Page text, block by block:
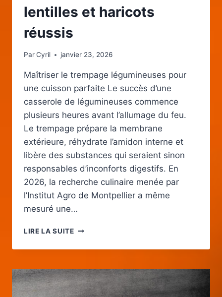
lentilles et haricots
réussis
ParCyril janvier 23, 2026
Maîtriser le trempage légumineuses pour
une cuisson parfaite Le succès d’une
casserole de légumineuses commence
plusieurs heures avant l’allumage du feu.
Le trempage prépare la membrane
extérieure, réhydrate l’amidon interne et
libère des substances qui seraient sinon
responsables d’inconforts digestifs. En
2026, la recherche culinaire menée par
l’Institut Agro de Montpellier a même
mesuré une…
LIRE LA SUITETEMPS
CUISSON
LÉGUMINEUSES
:
ASTUCES